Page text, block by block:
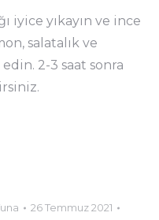
iyice yıkayın ve ince
salatalık ve
2-3 saat sonra
26 Temmuz 2021